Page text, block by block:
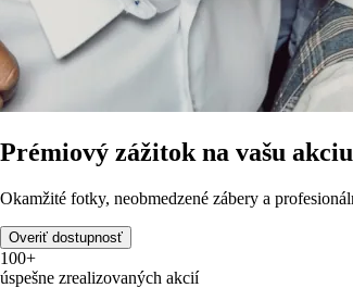
Prémiový zážitok na vašu akciu
Okamžité fotky, neobmedzené zábery a
Overiť dostupnosť
100+
úspešne zrealizovaných akcií